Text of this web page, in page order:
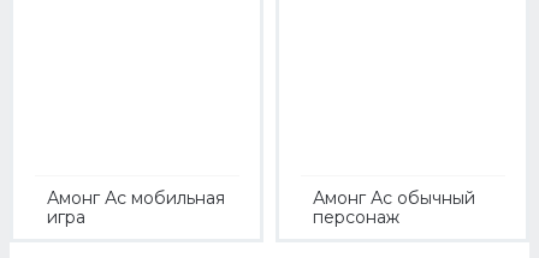
Амонг Ас мобильная
игра
Амонг Ас обычный
персонаж